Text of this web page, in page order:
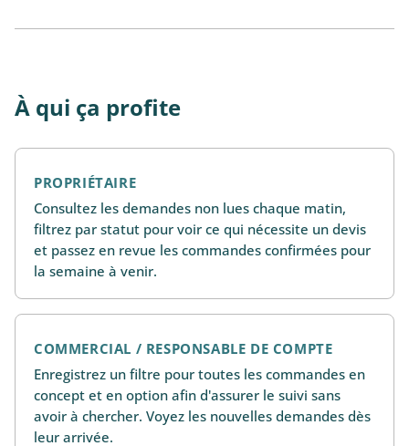
À qui ça profite
PROPRIÉTAIRE
Consultez les demandes non lues chaque matin,
filtrez par statut pour voir ce qui nécessite un devis
et passez en revue les commandes confirmées pour
la semaine à venir.
COMMERCIAL / RESPONSABLE DE COMPTE
Enregistrez un filtre pour toutes les commandes en
concept et en option afin d'assurer le suivi sans
avoir à chercher. Voyez les nouvelles demandes dès
leur arrivée.